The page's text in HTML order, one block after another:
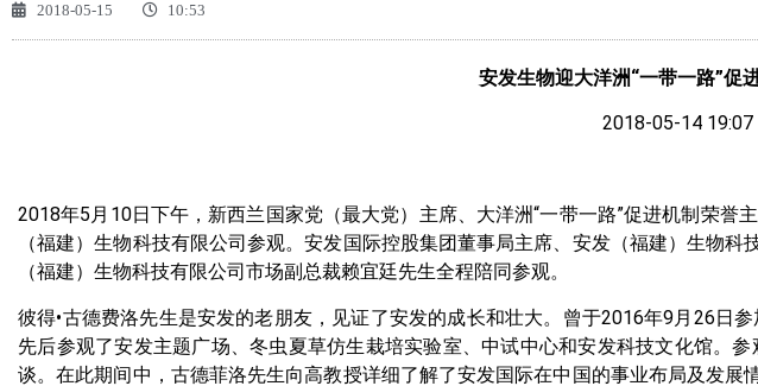
2018-05-15 10:53
安发生物迎大洋洲“一带一路”促
2018-05-14 19:07
2018年5月10日下午，新西兰国家党（最大党）主席、大洋洲“一带一路”促进机制荣
（福建）生物科技有限公司参观。安发国际控股集团董事局主席、安发（福建）生物
（福建）生物科技有限公司市场副总裁赖宜廷先生全程陪同参观。
彼得•古德费洛先生是安发的老朋友，见证了安发的成长和壮大。曾于2016年9月26日
先后参观了安发主题广场、冬虫夏草仿生栽培实验室、中试中心和安发科技文化馆。
谈。在此期间中，古德菲洛先生向高教授详细了解了安发国际在中国的事业布局及发